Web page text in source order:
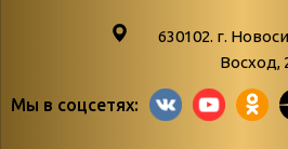
Библионочь – как ярмарка точь-
630102. г.
Восход,
Мы в соцсетях: